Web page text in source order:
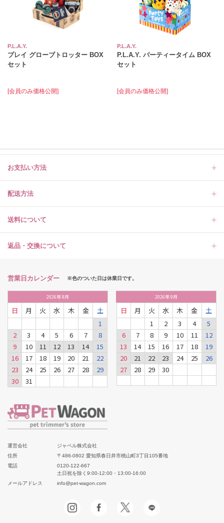
P.L.A.Y.
プレイ グローブトロッター BOX
セット
[会員のみ価格公開]
P.L.A.Y.
P.L.A.Y. パーティータイム BOX
セット
[会員のみ価格公開]
お支払い方法
配送方法
送料について
返品・交換について
営業日カレンダー ※色のついた日は休業日です。
2026年8月
日 月 火 水 木 金
土
1
2
3 4 5 6 7
8
9
10 11 12 13 14
15
16
17 18 19 20 21
22
23
24 25 26 27 28
29
30
31
2026年9月
日 月 火 水 木 金
土
1
2 3 4
5
6
7 8 9 10 11
12
13
14 15 16 17 18
19
20
21 22 23 24 25
26
27
28 29 30
運営会社
ジャペル株式会社
住所
〒486-0802 愛知県春日井市桃山町3丁目105番地
電話
0120-122-667
土日祝を除く9:00-12:00・13:00-16:00
メールアドレス
info@pet-wagon.com